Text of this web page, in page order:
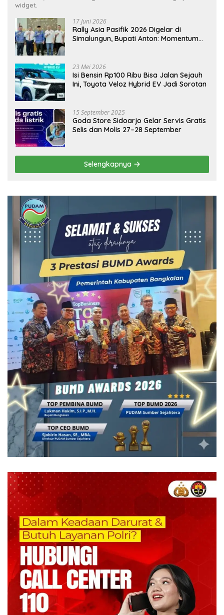
widget.
17 Juni 2026
Rally Asia Pasifik 2026 Digelar di
Simalungun, Bupati Anton: Momentum
23 Mei 2026
Isi Bensin Rp100 Ribu Bisa Jalan Sejauh
Ini, Toyota Veloz Hybrid EV Jadi Sorotan
15 September 2025
Goda Store Sidoarjo Gelar Servis Gratis
Selis dan Molis 27–28 September
Selengkapnya